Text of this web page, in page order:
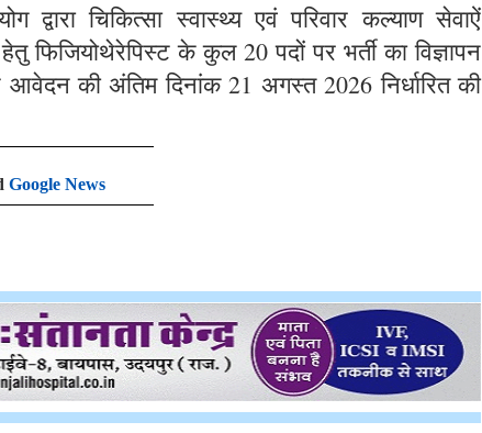
चिकित्सा स्वास्थ्य एवं परिवार कल्याण सेवाऐं
के कुल 20 पदों पर भर्ती का विज्ञापन
की अंतिम दिनांक 21 अगस्त 2026 निर्धारित की
Google News